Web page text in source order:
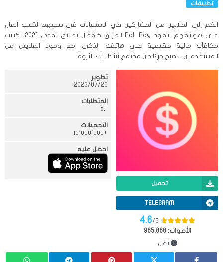
تطبيقات
انضم إلى الملايين من المشاركين في الاستبيانات في سعيهم لكسب المال
على هواتفهم! يقود Poll Pay الطريق كأفضل تطبيق نقدي 2021 لكسب
مكافآت مالية حقيقية على هاتفك الذكي. مع وجود الملايين من
المستخدمين ، تصبح جزءًا من مجتمع نشط لبناء الثروة.
تحميل
TELEGRAM
4.6/5
الأصوات:965,868
نقل
تطوير
20‏/07‏/2023
المتطلبات
5.1
التحميلات
+١٠٬٠٠٠٬٠٠٠
احصل عليه